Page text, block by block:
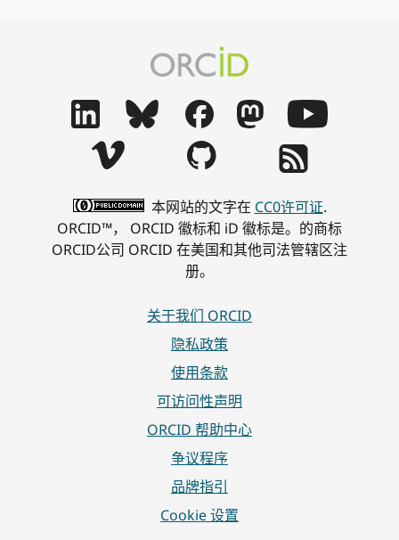
本网站的文字在 CC0许可证.
ORCID™， ORCID 徽标和 iD 徽标是。的商标
ORCID公司 ORCID 在美国和其他司法管辖区注
册。
关于我们 ORCID
隐私政策
使用条款
可访问性声明
ORCID 帮助中心
争议程序
品牌指引
Cookie 设置